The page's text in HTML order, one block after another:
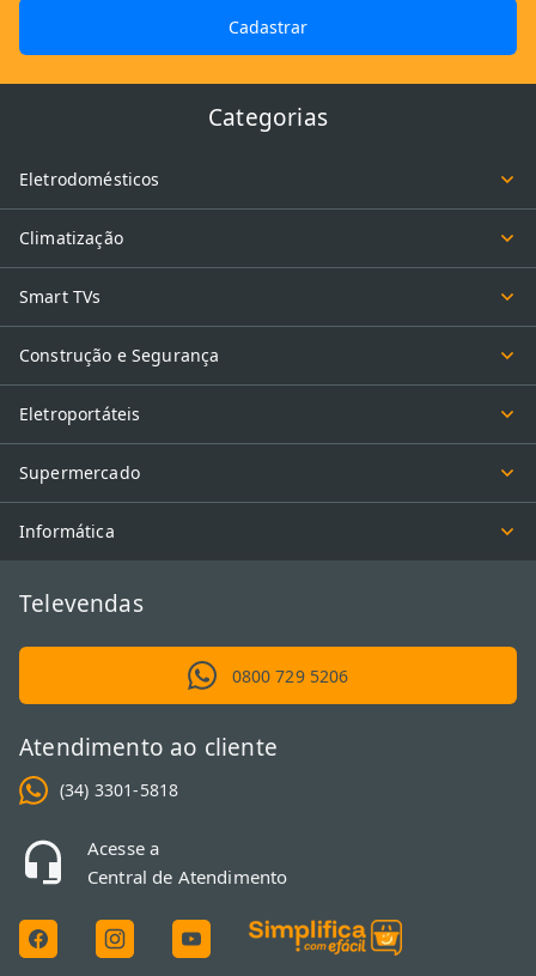
Cadastrar
Categorias
Eletrodomésticos
Climatização
Smart TVs
Construção e Segurança
Eletroportáteis
Supermercado
Informática
Televendas
0800 729 5206
Atendimento ao cliente
(34) 3301-5818
Acesse a
Central de Atendimento